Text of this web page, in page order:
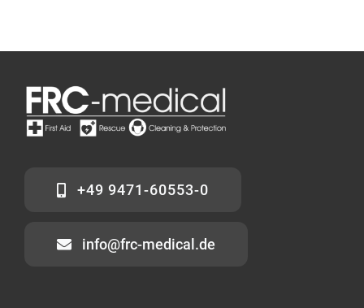
+49 9471-60553-0
info@frc-medical.de